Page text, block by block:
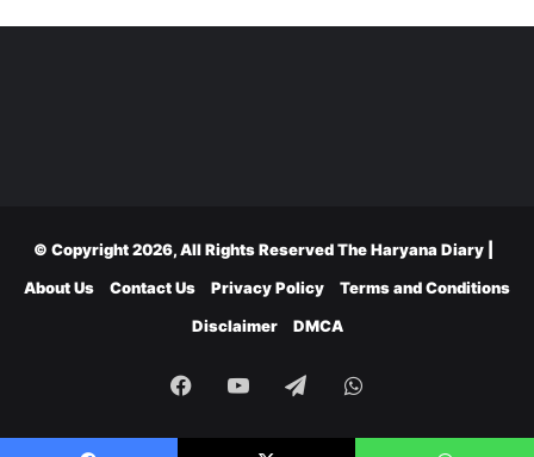
© Copyright 2026, All Rights ReservedThe Haryana Diary
About Us
Contact Us Privacy Policy
Terms and Conditions
Disclaimer
DMCA
Facebook
YouTubeTelegramWhatsApp